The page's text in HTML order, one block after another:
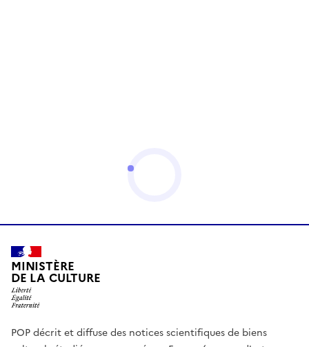
MINISTÈRE
DE LA CULTURE
POP décrit et diffuse des notices scientifiques de biens